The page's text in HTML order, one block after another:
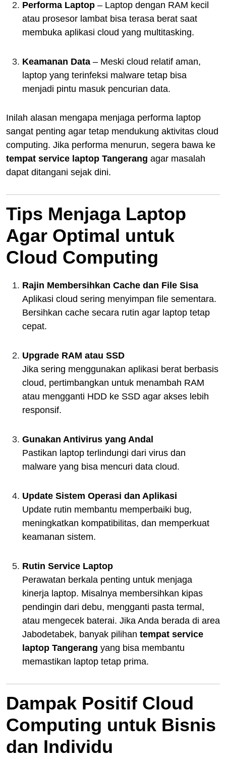
Performa Laptop – Laptop dengan RAM kecil
atau prosesor lambat bisa terasa berat saat
membuka aplikasi cloud yang multitasking.
Keamanan Data – Meski cloud relatif aman,
laptop yang terinfeksi malware tetap bisa
menjadi pintu masuk pencurian data.
Inilah alasan mengapa menjaga performa laptop
sangat penting agar tetap mendukung aktivitas cloud
computing. Jika performa menurun, segera bawa ke
tempat service laptop Tangerang agar masalah
dapat ditangani sejak dini.
Tips Menjaga Laptop
Agar Optimal untuk
Cloud Computing
Rajin Membersihkan Cache dan File Sisa
Aplikasi cloud sering menyimpan file sementara.
Bersihkan cache secara rutin agar laptop tetap
cepat.
Upgrade RAM atau SSD
Jika sering menggunakan aplikasi berat berbasis
cloud, pertimbangkan untuk menambah RAM
atau mengganti HDD ke SSD agar akses lebih
responsif.
Gunakan Antivirus yang Andal
Pastikan laptop terlindungi dari virus dan
malware yang bisa mencuri data cloud.
Update Sistem Operasi dan Aplikasi
Update rutin membantu memperbaiki bug,
meningkatkan kompatibilitas, dan memperkuat
keamanan sistem.
Rutin Service Laptop
Perawatan berkala penting untuk menjaga
kinerja laptop. Misalnya membersihkan kipas
pendingin dari debu, mengganti pasta termal,
atau mengecek baterai. Jika Anda berada di area
Jabodetabek, banyak pilihan tempat service
laptop Tangerang yang bisa membantu
memastikan laptop tetap prima.
Dampak Positif Cloud
Computing untuk Bisnis
dan Individu